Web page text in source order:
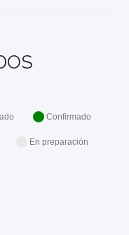
Confirmado
En preparación